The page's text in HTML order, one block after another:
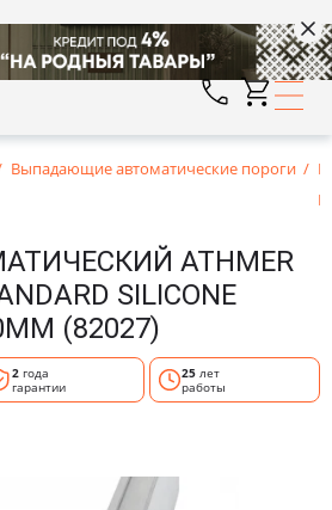
Выпадающие автоматические пороги
ATHMER
SILICONE
(82027)
2года
гарантии
25 лет
работы